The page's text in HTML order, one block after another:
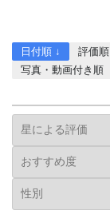
日付順 ↓ 評価順
写真・動画付き順